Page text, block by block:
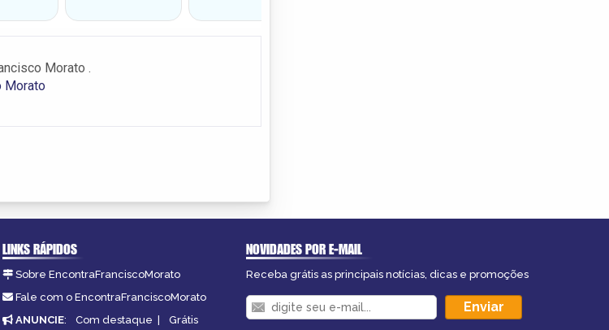
Morato .
Morato
LINKS RÁPIDOS
Sobre EncontraFranciscoMorato
Fale com o EncontraFranciscoMorato
ANUNCIE: Com destaque | Grátis
NOVIDADES POR E-MAIL
Receba grátis as principais notícias, dicas e promoções